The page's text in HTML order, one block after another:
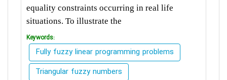
equality constraints occurring in real life
situations. To illustrate the
Keywords:
Fully fuzzy linear programming problems
Triangular fuzzy numbers